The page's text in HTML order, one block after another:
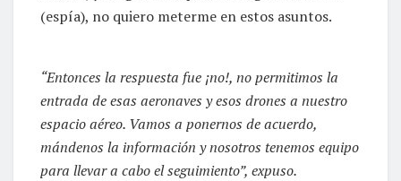
(espía), no quiero meterme en estos asuntos.
“Entonces la respuesta fue ¡no!, no permitimos la
entrada de esas aeronaves y esos drones a nuestro
espacio aéreo. Vamos a ponernos de acuerdo,
mándenos la información y nosotros tenemos equipo
para llevar a cabo el seguimiento”, expuso.